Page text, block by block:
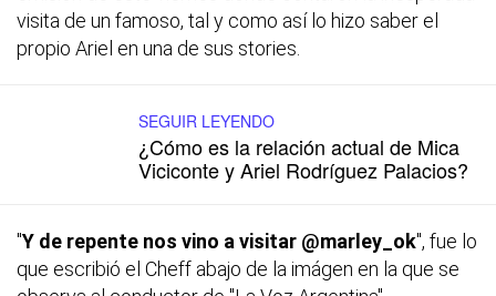
visita de un famoso, tal y como así lo hizo saber el
propio Ariel en una de sus stories.
SEGUIR LEYENDO
¿Cómo es la relación actual de Mica
Viciconte y Ariel Rodríguez Palacios?
"Y de repente nos vino a visitar @marley_ok", fue lo
que escribió el Cheff abajo de la imágen en la que se